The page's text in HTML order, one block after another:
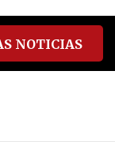
NOTICIAS